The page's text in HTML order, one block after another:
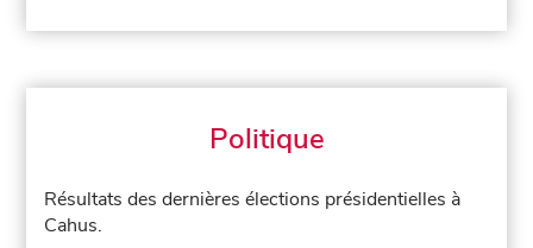
Politique
Résultats des dernières élections présidentielles à
Cahus.